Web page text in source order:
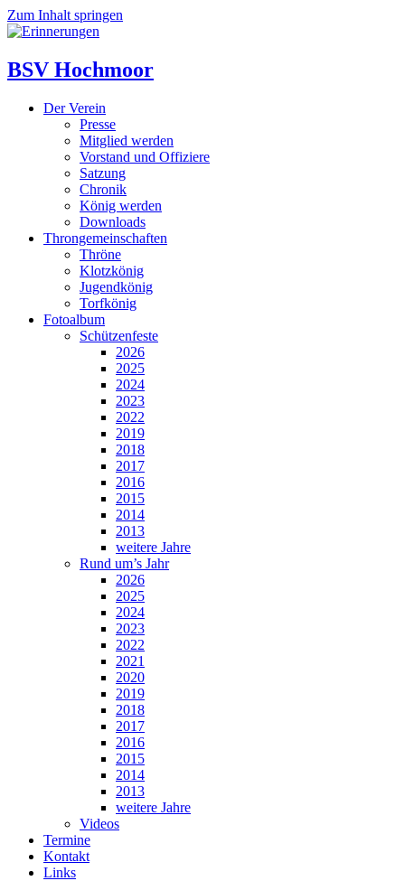
Zum Inhalt springen
BSV Hochmoor
Der Verein
Presse
Mitglied werden
Vorstand und Offiziere
Satzung
Chronik
König werden
Downloads
Throngemeinschaften
Thröne
Klotzkönig
Jugendkönig
Torfkönig
Fotoalbum
Schützenfeste
2026
2025
2024
2023
2022
2019
2018
2017
2016
2015
2014
2013
weitere Jahre
Rund um’s Jahr
2026
2025
2024
2023
2022
2021
2020
2019
2018
2017
2016
2015
2014
2013
weitere Jahre
Videos
Termine
Kontakt
Links